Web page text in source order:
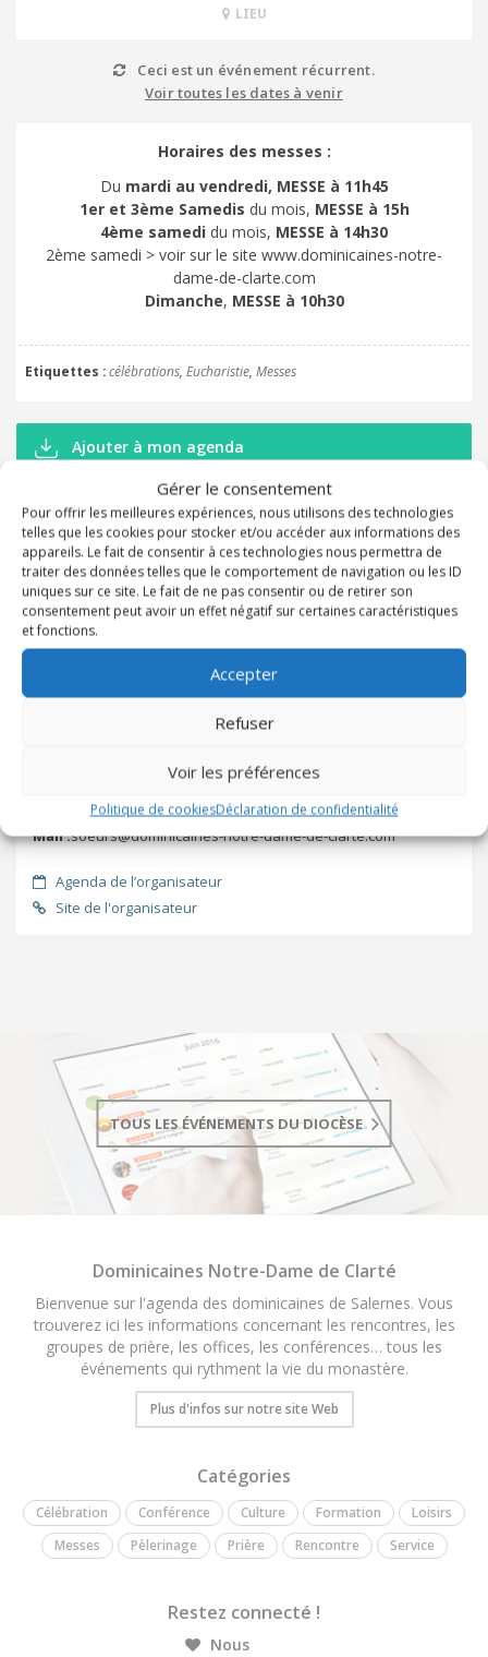
Gérer le consentement
Pour offrir les meilleures expériences, nous utilisons des technologies
telles que les cookies pour stocker et/ou accéder aux informations des
appareils. Le fait de consentir à ces technologies nous permettra de
traiter des données telles que le comportement de navigation ou les ID
uniques sur ce site. Le fait de ne pas consentir ou de retirer son
consentement peut avoir un effet négatif sur certaines caractéristiques
et fonctions.
Accepter
Refuser
Voir les préférences
Politique de cookiesDéclaration de confidentialité
LIEU
Ceci est un événement récurrent.
Voir toutes les dates à venir
Horaires des messes :
Du mardi au vendredi, MESSE à 11h45
1er et 3ème Samedis du mois, MESSE à 15h
4ème samedi du mois, MESSE à 14h30
2ème samedi > voir sur le site www.dominicaines-notre-
dame-de-clarte.com
Dimanche, MESSE à 10h30
Etiquettes célébrations Eucharistie Messes
Ajouter à mon agenda
Inviter et partager
DOMINICAINES ND DE CLARTE
Adresse
Voir sur la carte
Dominicaines ND de Clarté
Mail :soeurs@dominicaines-notre-dame-de-clarte.com
Agenda de l’organisateur
Site de l'organisateur
TOUS LES ÉVÉNEMENTS DU DIOCÈSE
Dominicaines Notre-Dame de Clarté
Bienvenue sur l'agenda des dominicaines de Salernes. Vous
trouverez ici les informations concernant les rencontres, les
groupes de prière, les offices, les conférences… tous les
événements qui rythment la vie du monastère.
Plus d'infos sur notre site Web
Catégories
Célébration Conférence Culture Formation
Loisirs
Messes
Pèlerinage Prière Rencontre Service
Restez connecté !
Nous